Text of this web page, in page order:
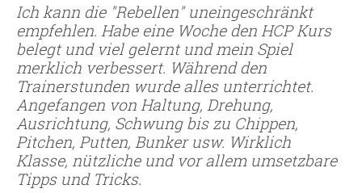
Ich kann die "Rebellen" uneingeschränkt
empfehlen. Habe eine Woche den HCP Kurs
belegt und viel gelernt und mein Spiel
merklich verbessert. Während den
Trainerstunden wurde alles unterrichtet.
Angefangen von Haltung, Drehung,
Ausrichtung, Schwung bis zu Chippen,
Pitchen, Putten, Bunker usw. Wirklich
Klasse, nützliche und vor allem umsetzbare
Tipps und Tricks.